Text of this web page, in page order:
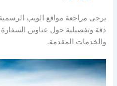
يرجى مراجعة مواقع الويب
دقة وتفصيلية حول عناوين
والخدمات المقدمة.